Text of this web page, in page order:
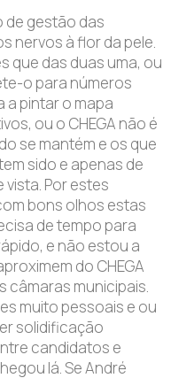
de gestão das
nervos à flor da pele.
que das duas uma, ou
o para números
a pintar o mapa
ou o CHEGA não é
se mantém e os que
sido e apenas de
Por estes
bons olhos estas
de tempo para
e não estou a
do CHEGA
câmaras municipais.
muito pessoais e ou
solidificação
candidatos e
lá. Se André